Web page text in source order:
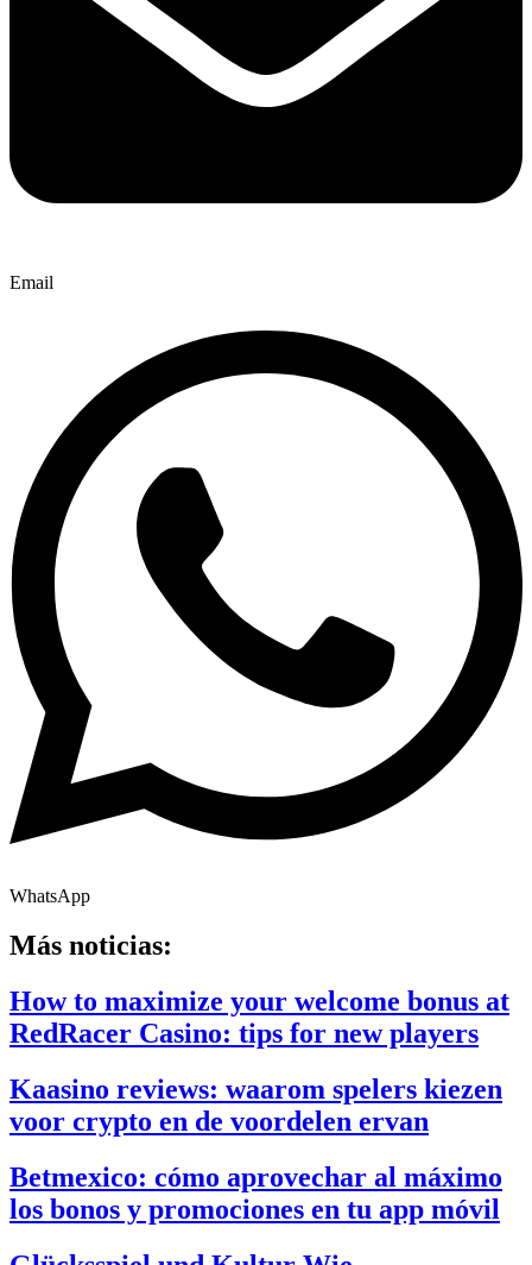
Email
WhatsApp
Más noticias:
How to maximize your welcome bonus at
RedRacer Casino: tips for new players
Kaasino reviews: waarom spelers kiezen
voor crypto en de voordelen ervan
Betmexico: cómo aprovechar al máximo
los bonos y promociones en tu app móvil